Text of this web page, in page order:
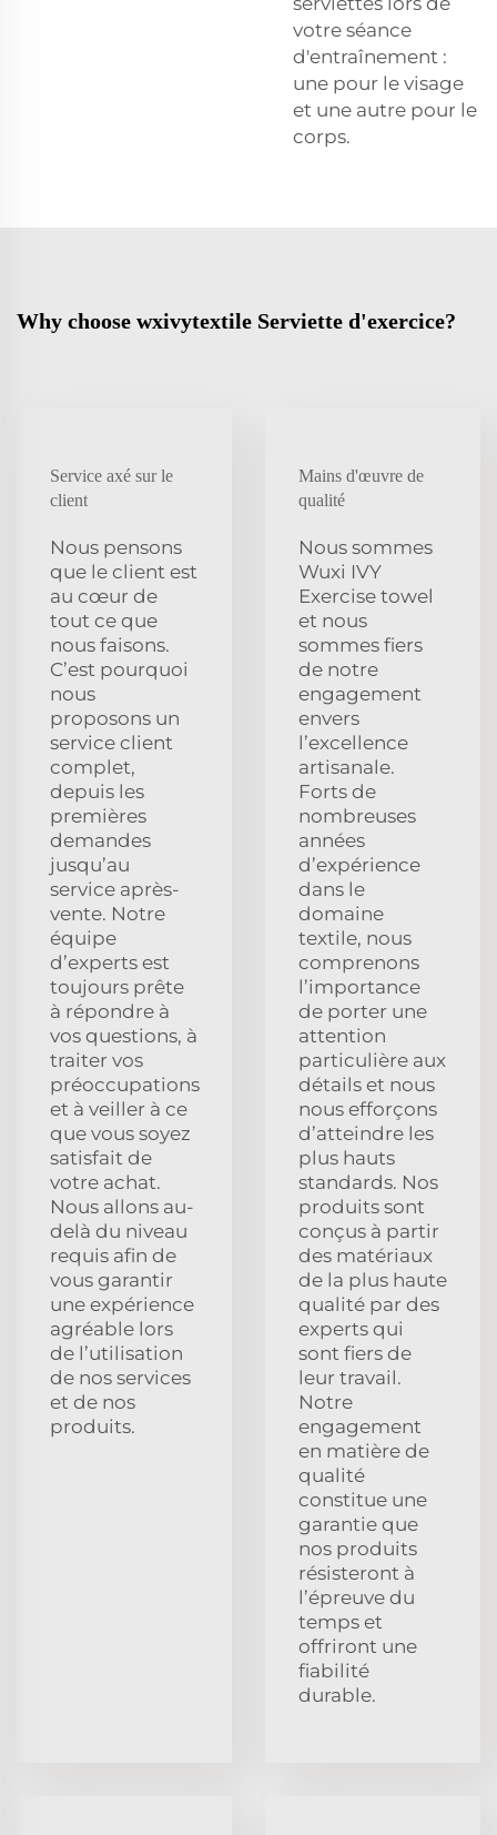
votre séance
d'entraînement :
une pour le visage
et une autre pour le
corps.
Why choose wxivytextile Serviette d'exercice?
Service axé sur le
client
Nous pensons
que le client est
au cœur de
tout ce que
nous faisons.
C’est pourquoi
nous
proposons un
service client
complet,
depuis les
premières
demandes
jusqu’au
service après-
vente. Notre
équipe
d’experts est
toujours prête
à répondre à
vos questions, à
traiter vos
préoccupations
et à veiller à ce
que vous soyez
satisfait de
votre achat.
Nous allons au-
delà du niveau
requis afin de
vous garantir
une expérience
agréable lors
de l’utilisation
de nos services
et de nos
produits.
Mains d'œuvre de
qualité
Nous sommes
Wuxi IVY
Exercise towel
et nous
sommes fiers
de notre
engagement
envers
l’excellence
artisanale.
Forts de
nombreuses
années
d’expérience
dans le
domaine
textile, nous
comprenons
l’importance
de porter une
attention
particulière aux
détails et nous
nous efforçons
d’atteindre les
plus hauts
standards. Nos
produits sont
conçus à partir
des matériaux
de la plus haute
qualité par des
experts qui
sont fiers de
leur travail.
Notre
engagement
en matière de
qualité
constitue une
garantie que
nos produits
résisteront à
l’épreuve du
temps et
offriront une
fiabilité
durable.